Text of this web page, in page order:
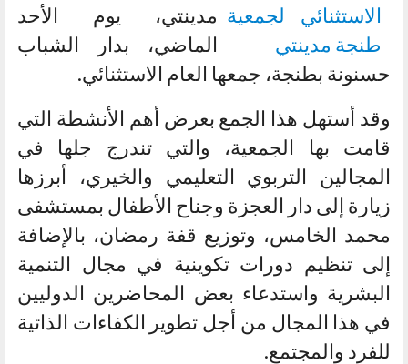
مدينتي، يوم الأحد
الماضي، بدار الشباب
حسنونة بطنجة، جمعها العام الاستثنائي.
وقد أستهل هذا الجمع بعرض أهم الأنشطة التي
قامت بها الجمعية، والتي تندرج جلها في
المجالين التربوي التعليمي والخيري، أبرزها
زيارة إلى دار العجزة وجناح الأطفال بمستشفى
محمد الخامس، وتوزيع قفة رمضان، بالإضافة
إلى تنظيم دورات تكوينية في مجال التنمية
البشرية واستدعاء بعض المحاضرين الدوليين
في هذا المجال من أجل تطوير الكفاءات الذاتية
للفرد والمجتمع.